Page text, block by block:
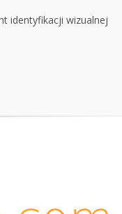
identyfikacji wizualnej